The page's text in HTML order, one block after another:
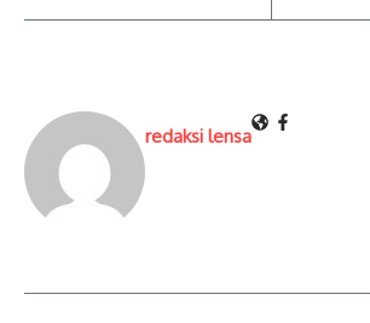
redaksi lensa